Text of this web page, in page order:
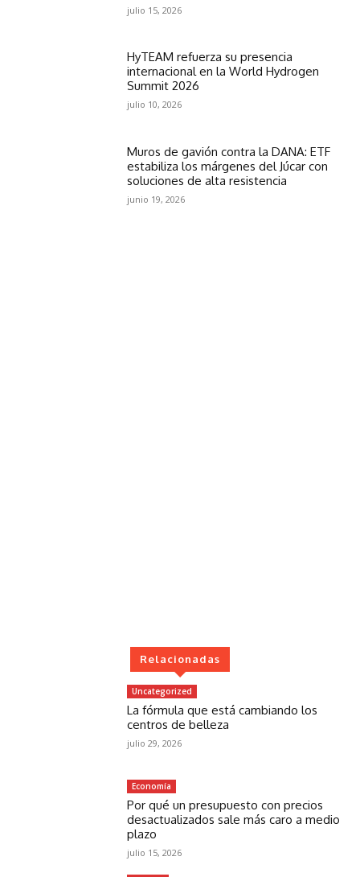
julio 15, 2026
HyTEAM refuerza su presencia
internacional en la World Hydrogen
Summit 2026
julio 10, 2026
Muros de gavión contra la DANA: ETF
estabiliza los márgenes del Júcar con
soluciones de alta resistencia
junio 19, 2026
Relacionadas
Uncategorized
La fórmula que está cambiando los
centros de belleza
julio 29, 2026
Economía
Por qué un presupuesto con precios
desactualizados sale más caro a medio
plazo
julio 15, 2026